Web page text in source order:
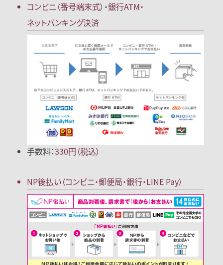
コンビニ（番号端末式）・銀行ATM・
ネットバンキング決済
手数料：330円（税込）
NP後払い（コンビニ・郵便局・銀行・LINE Pay）